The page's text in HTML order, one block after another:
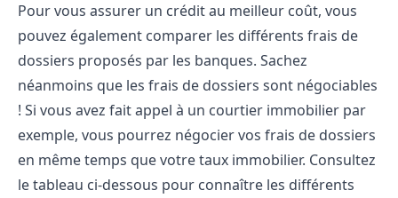
Pour vous assurer un crédit au meilleur coût, vous
pouvez également comparer les différents frais de
dossiers proposés par les banques. Sachez
néanmoins que les frais de dossiers sont négociables
! Si vous avez fait appel à un courtier immobilier par
exemple, vous pourrez négocier vos frais de dossiers
en même temps que votre taux immobilier. Consultez
le tableau ci-dessous pour connaître les différents